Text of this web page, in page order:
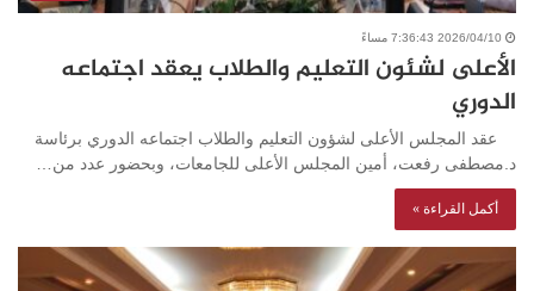
2026/04/10 7:36:43 مساءً
الأعلى لشئون التعليم والطلاب يعقد اجتماعه
الدوري
عقد المجلس الأعلى لشؤون التعليم والطلاب اجتماعه الدوري برئاسة
د.مصطفى رفعت، أمين المجلس الأعلى للجامعات، وبحضور عدد من…
أكمل القراءة »